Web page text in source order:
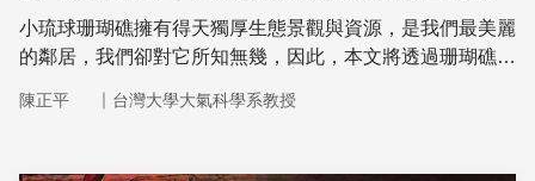
小琉球珊瑚礁擁有得天獨厚生態景觀與資源，是我們最美麗
的鄰居，我們卻對它所知無幾，因此，本文將透過珊瑚礁的
紹台灣海洋研究團隊近年來對小琉球的研究成果，讓它不再
陳正平 ｜ 台灣大學大氣科學系教授